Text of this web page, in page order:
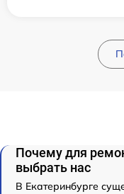
Почему для
выбрать нас
В Екатеринбурге